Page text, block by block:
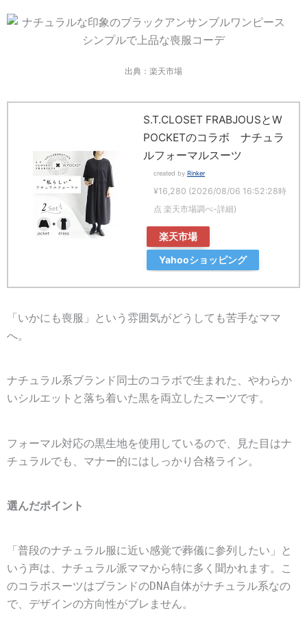
出典：楽天市場
S.T.CLOSET FRABJOUSとW
POCKETのコラボ ナチュラ
ルフォーマルスーツ
created by Rinker
¥16,280 (2026/08/06 16:52:28時
点 楽天市場調べ-詳細)
楽天市場
Yahooショッピング
「いかにも喪服」という雰囲気がどうしても苦手なママ
へ。
ナチュラル系ブランド同士のコラボで生まれた、やわらか
いシルエットと落ち着いた黒を両立したスーツです。
フォーマル対応の黒生地を使用しているので、見た目はナ
チュラルでも、マナー的にはしっかり合格ライン。
選んだポイント
「普段のナチュラル服に近い感覚で葬儀に参列したい」と
いう声は、ナチュラル派ママから特に多く聞かれます。こ
のコラボスーツはブランドのDNA自体がナチュラル系なの
で、デザインの方向性がブレません。